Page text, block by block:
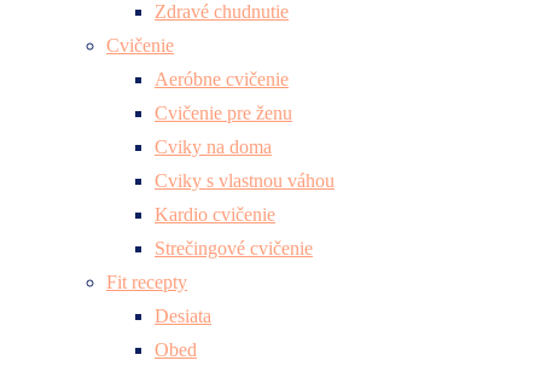
Zdravé chudnutie
Cvičenie
Aeróbne cvičenie
Cvičenie pre ženu
Cviky na doma
Cviky s vlastnou váhou
Kardio cvičenie
Strečingové cvičenie
Fit recepty
Desiata
Obed